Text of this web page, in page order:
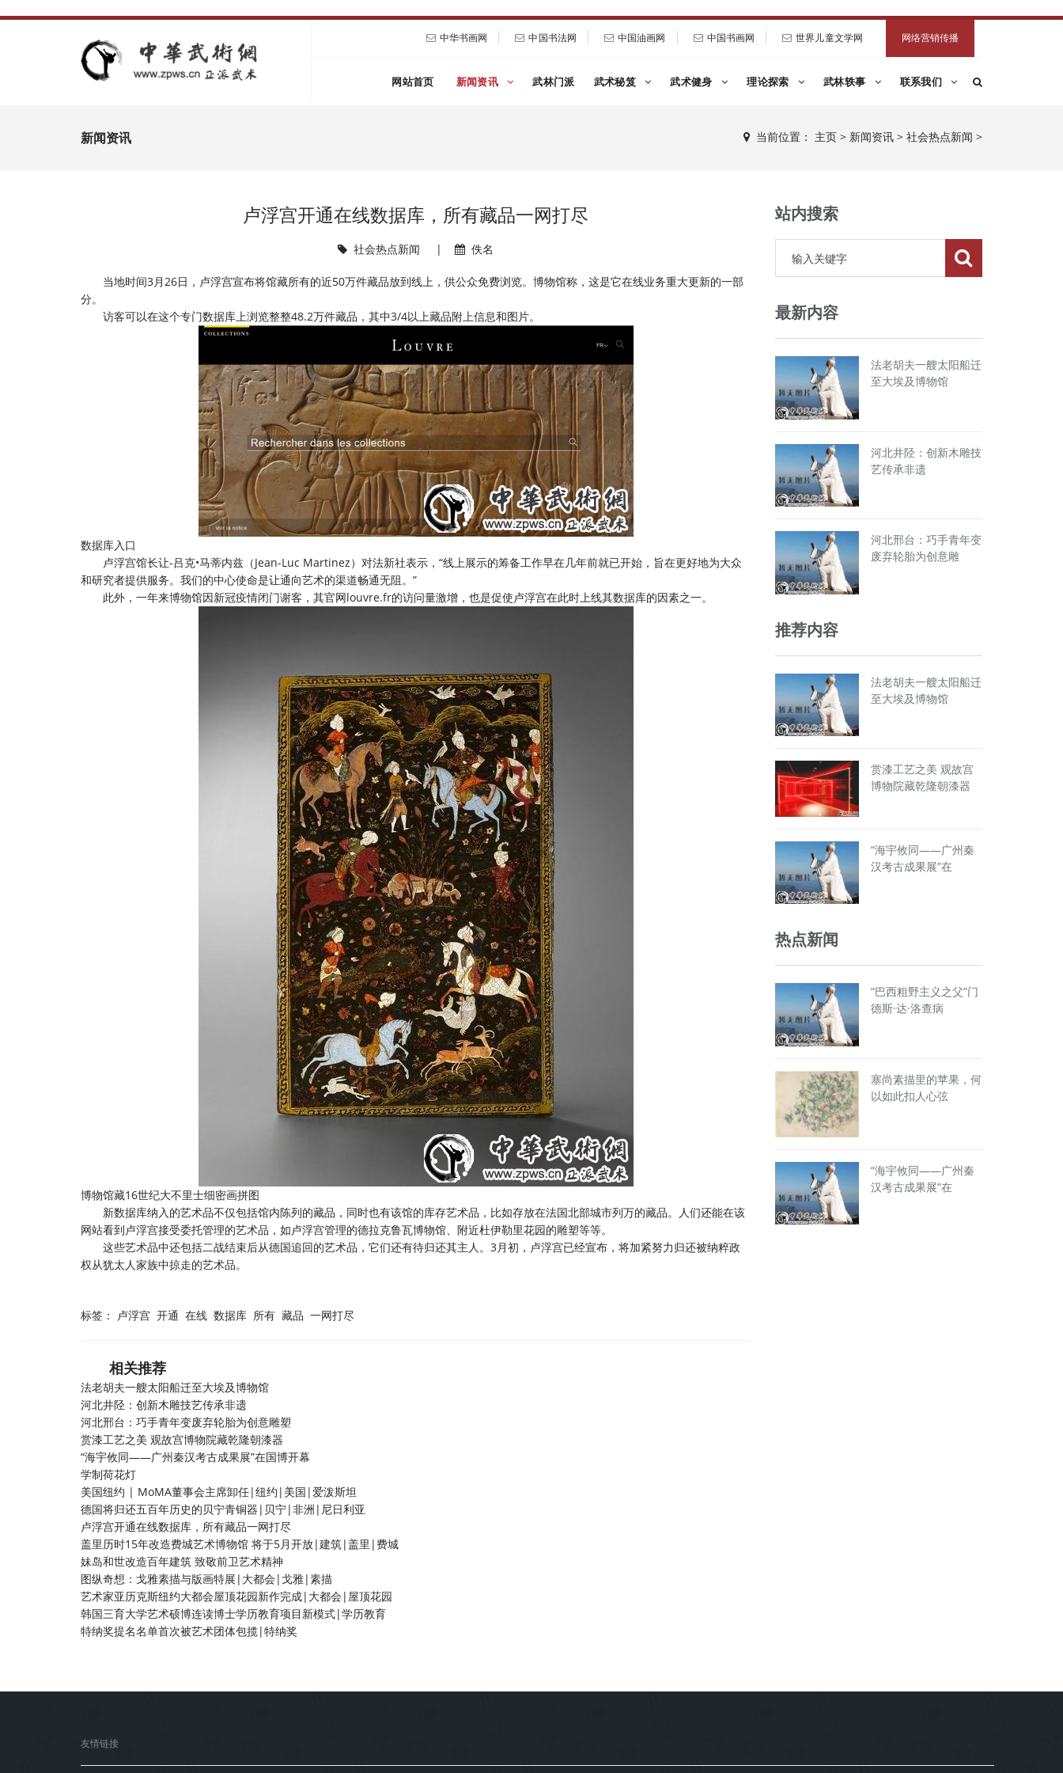
中华书画网 中国书法网 中国油画网 中国书画网 世界儿童文学网 网络营销传播
网站首页 新闻资讯 武林门派 武术秘笈 武术健身 理论探索 武林轶事 联系我们
新闻资讯 当前位置： 主页 > 新闻资讯 > 社会热点新闻 >
卢浮宫开通在线数据库，所有藏品一网打尽
社会热点新闻 | 佚名
当地时间3月26日，卢浮宫宣布将馆藏所有的近50万件藏品放到线上，供公众免费浏览。博物馆称，这是它在线业务重大更新的一部
分。
访客可以在这个专门数据库上浏览整整48.2万件藏品，其中3/4以上藏品附上信息和图片。
数据库入口
卢浮宫馆长让-吕克•马蒂内兹（Jean-Luc Martinez）对法新社表示，“线上展示的筹备工作早在几年前就已开始，旨在更好地为大众
和研究者提供服务。我们的中心使命是让通向艺术的渠道畅通无阻。”
此外，一年来博物馆因新冠疫情闭门谢客，其官网louvre.fr的访问量激增，也是促使卢浮宫在此时上线其数据库的因素之一。
博物馆藏16世纪大不里士细密画拼图
新数据库纳入的艺术品不仅包括馆内陈列的藏品，同时也有该馆的库存艺术品，比如存放在法国北部城市列万的藏品。人们还能在该
网站看到卢浮宫接受委托管理的艺术品，如卢浮宫管理的德拉克鲁瓦博物馆、附近杜伊勒里花园的雕塑等等。
这些艺术品中还包括二战结束后从德国追回的艺术品，它们还有待归还其主人。3月初，卢浮宫已经宣布，将加紧努力归还被纳粹政
权从犹太人家族中掠走的艺术品。
标签： 卢浮宫 开通 在线 数据库 所有 藏品 一网打尽
相关推荐
法老胡夫一艘太阳船迁至大埃及博物馆
河北井陉：创新木雕技艺传承非遗
河北邢台：巧手青年变废弃轮胎为创意雕塑
赏漆工艺之美 观故宫博物院藏乾隆朝漆器
“海宇攸同——广州秦汉考古成果展”在国博开幕
学制荷花灯
美国纽约 | MoMA董事会主席卸任|纽约|美国|爱泼斯坦
德国将归还五百年历史的贝宁青铜器|贝宁|非洲|尼日利亚
卢浮宫开通在线数据库，所有藏品一网打尽
盖里历时15年改造费城艺术博物馆 将于5月开放|建筑|盖里|费城
妹岛和世改造百年建筑 致敬前卫艺术精神
图纵奇想：戈雅素描与版画特展|大都会|戈雅|素描
艺术家亚历克斯纽约大都会屋顶花园新作完成|大都会|屋顶花园
韩国三育大学艺术硕博连读博士学历教育项目新模式|学历教育
特纳奖提名名单首次被艺术团体包揽|特纳奖
站内搜索
最新内容
法老胡夫一艘太阳船迁
至大埃及博物馆
河北井陉：创新木雕技
艺传承非遗
河北邢台：巧手青年变
废弃轮胎为创意雕
推荐内容
法老胡夫一艘太阳船迁
至大埃及博物馆
赏漆工艺之美 观故宫
博物院藏乾隆朝漆器
“海宇攸同——广州秦
汉考古成果展”在
热点新闻
“巴西粗野主义之父”门
德斯·达·洛查病
塞尚素描里的苹果，何
以如此扣人心弦
“海宇攸同——广州秦
汉考古成果展”在
友情链接